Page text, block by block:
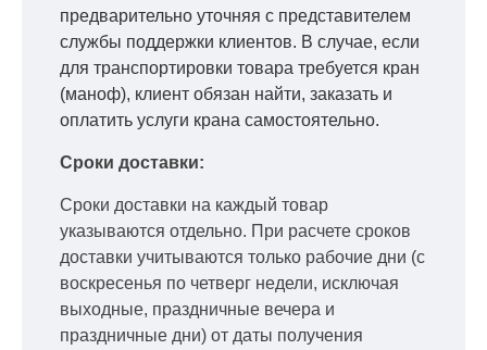
предварительно уточняя с представителем
службы поддержки клиентов. В случае, если
для транспортировки товара требуется кран
(маноф), клиент обязан найти, заказать и
оплатить услуги крана самостоятельно.
Сроки доставки:
Сроки доставки на каждый товар
указываются отдельно. При расчете сроков
доставки учитываются только рабочие дни (с
воскресенья по четверг недели, исключая
выходные, праздничные вечера и
праздничные дни) от даты получения